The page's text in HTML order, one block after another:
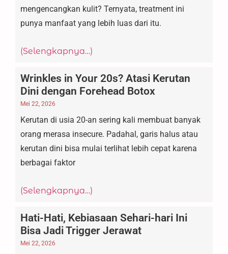
mengencangkan kulit? Ternyata, treatment ini
punya manfaat yang lebih luas dari itu.
(Selengkapnya…)
Wrinkles in Your 20s? Atasi Kerutan
Dini dengan Forehead Botox
Mei 22, 2026
Kerutan di usia 20-an sering kali membuat banyak
orang merasa insecure. Padahal, garis halus atau
kerutan dini bisa mulai terlihat lebih cepat karena
berbagai faktor
(Selengkapnya…)
Hati-Hati, Kebiasaan Sehari-hari Ini
Bisa Jadi Trigger Jerawat
Mei 22, 2026